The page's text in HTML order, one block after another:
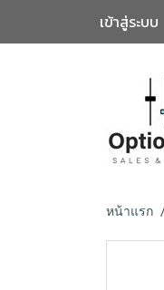
เข้าสู่ระบบ
หน้าแรก